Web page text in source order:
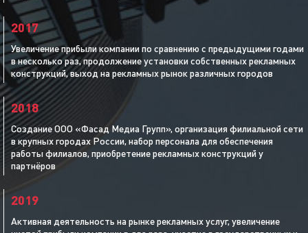
2017
Увеличение прибыли компании по сравнению с предыдущими годами
в несколько раз, продолжение установки собственных рекламных
конструкций, выход на рекламных рынок различных городов
2018
Создание ООО «Фасад Медиа Групп», организация филиальной сети
в крупных городах России, набор персонала для обеспечения
работы филиалов, приобретение рекламных конструкций у
партнёров
2019
Активная деятельность на рынке рекламных услуг, увеличение